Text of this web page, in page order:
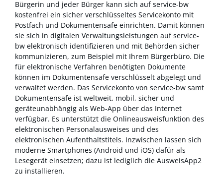
Bürgerin und jeder Bürger kann sich auf service-bw
kostenfrei ein sicher verschlüsseltes Servicekonto mit
Postfach und Dokumentensafe einrichten. Damit können
sie sich in digitalen Verwaltungsleistungen auf service-
bw elektronisch identifizieren und mit Behörden sicher
kommunizieren, zum Beispiel mit Ihrem Bürgerbüro. Die
für elektronische Verfahren benötigten Dokumente
können im Dokumentensafe verschlüsselt abgelegt und
verwaltet werden. Das Servicekonto von service-bw samt
Dokumentensafe ist weltweit, mobil, sicher und
geräteunabhängig als Web-App über das Internet
verfügbar. Es unterstützt die Onlineausweisfunktion des
elektronischen Personalausweises und des
elektronischen Aufenthaltstitels. Inzwischen lassen sich
moderne Smartphones (Android und iOS) dafür als
Lesegerät einsetzen; dazu ist lediglich die AusweisApp2
zu installieren.